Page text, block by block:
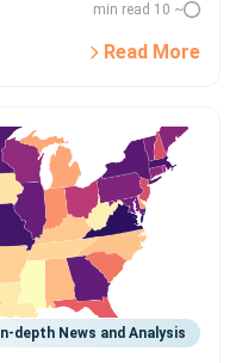
~ 10 min read
Read More
In-depth News and Analysis